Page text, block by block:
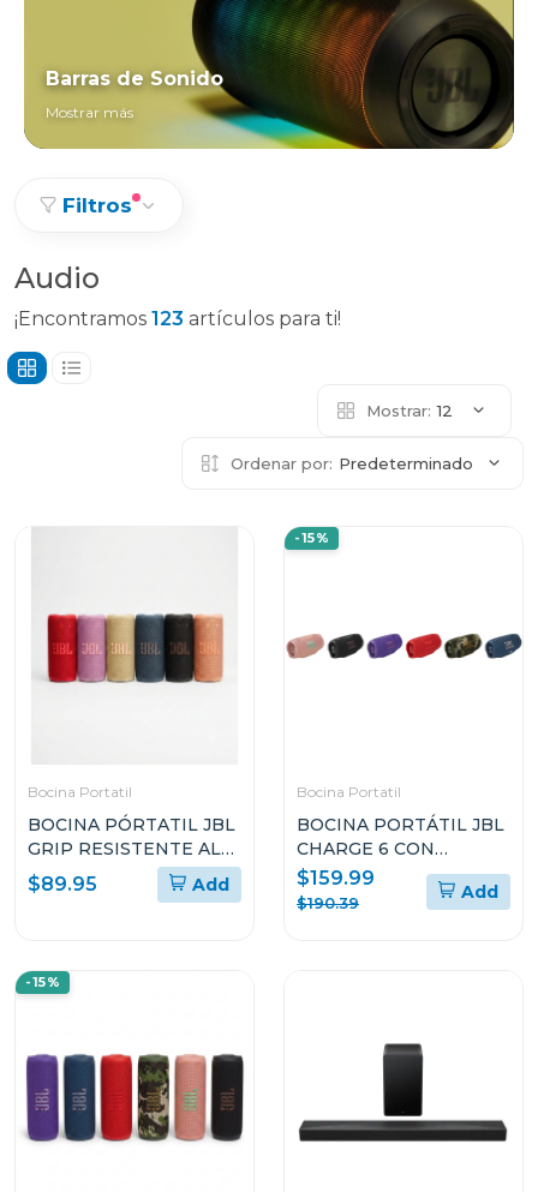
Barras de Sonido
Mostrar más
Filtros
Audio
¡Encontramos 123 artículos para ti!
Mostrar: 12
Ordenar por: Predeterminado
Bocina Portatil
BOCINA PÓRTATIL JBL
GRIP RESISTENTE AL
POLVO Y EL AGUA
$89.95 Add
-15%
Bocina Portatil
BOCINA PORTÁTIL JBL
CHARGE 6 CON
BLUETOOTH
RESISTENTE AL AGUA Y
$159.99
$190.39
Add
-15%